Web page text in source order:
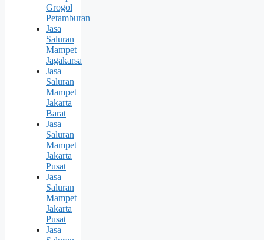
Grogol
Petamburan
Jasa
Saluran
Mampet
Jagakarsa
Jasa
Saluran
Mampet
Jakarta
Barat
Jasa
Saluran
Mampet
Jakarta
Pusat
Jasa
Saluran
Mampet
Jakarta
Pusat
Jasa